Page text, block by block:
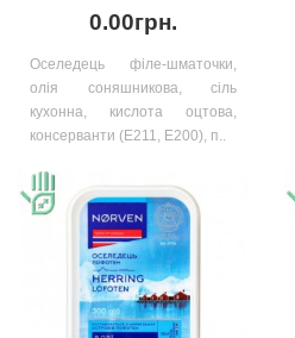
0.00грн.
Оселедець філе-шматочки,
олія соняшникова, сіль
кухонна, кислота оцтова,
консерванти (Е211, Е200), п..